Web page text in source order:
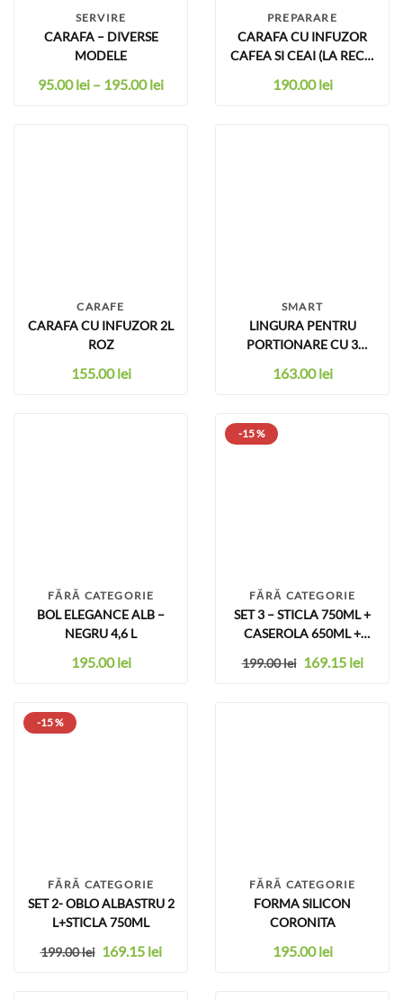
SERVIRE
CARAFA – DIVERSE
MODELE
95.00lei – 195.00lei
PREPARARE
CARAFA CU INFUZOR
CAFEA SI CEAI (LA RECE)
190.00lei
CARAFE
CARAFA CU INFUZOR 2L
ROZ
155.00lei
SMART
LINGURA PENTRU
PORTIONARE CU 3
30ML,55ML)
163.00lei
FĂRĂ CATEGORIE
BOL ELEGANCE ALB –
NEGRU 4,6 L
195.00lei
-15 %
FĂRĂ CATEGORIE
SET 3 – STICLA 750ML +
CASEROLA 650ML +
199.00lei 169.15 lei
-15 %
FĂRĂ CATEGORIE
SET 2- OBLO ALBASTRU 2
L+STICLA 750ML
199.00lei 169.15 lei
FĂRĂ CATEGORIE
FORMA SILICON
CORONITA
195.00lei